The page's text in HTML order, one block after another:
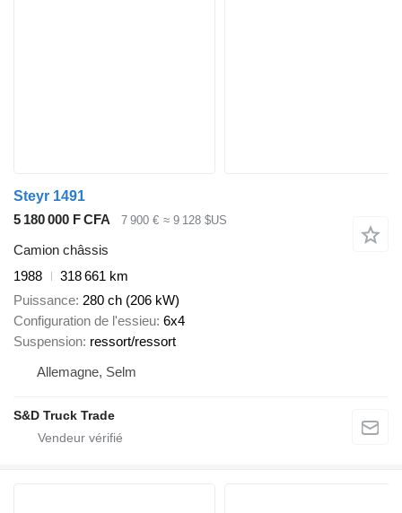
Steyr 1491
5 180 000 F CFA
7 900 € ≈ 9 128 $US
Camion châssis
1988
318 661 km
Puissance 280 ch (206 kW)
Configuration de l'essieu 6x4
Suspension ressort/ressort
Allemagne, Selm
S&D Truck Trade